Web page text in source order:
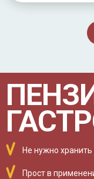
Не нужно
Прост в